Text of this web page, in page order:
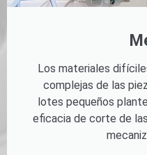
Los materiales
complejas de las
lotes pequeños
eficacia de corte de